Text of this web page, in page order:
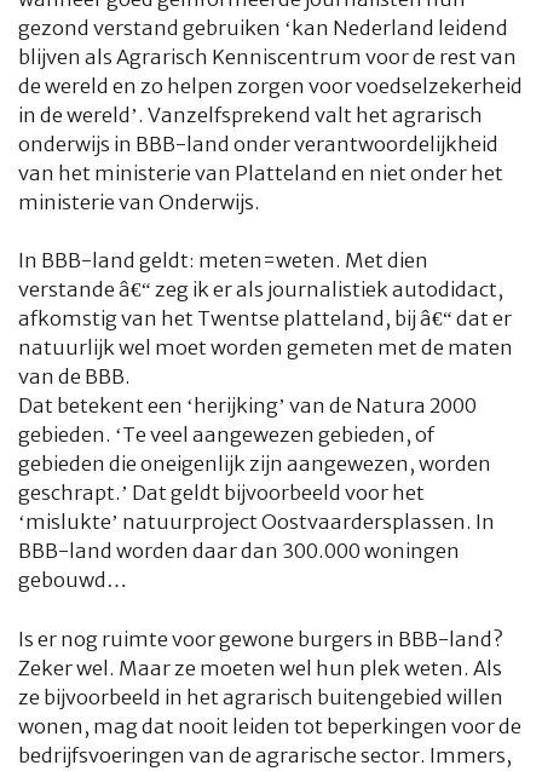
CULTUUR RADIO ABONNEMENTDONERENMAGAZINE
AUTEURS ADVERTEREN ZOEKEN
gezond verstand gebruiken ‘kan Nederland leidend
blijven als Agrarisch Kenniscentrum voor de rest van
de wereld en zo helpen zorgen voor voedselzekerheid
in de wereld’. Vanzelfsprekend valt het agrarisch
onderwijs in BBB-land onder verantwoordelijkheid
van het ministerie van Platteland en niet onder het
ministerie van Onderwijs.
In BBB-land geldt: meten=weten. Met dien
verstande â€“ zeg ik er als journalistiek autodidact,
afkomstig van het Twentse platteland, bij â€“ dat er
natuurlijk wel moet worden gemeten met de maten
van de BBB.
Dat betekent een ‘herijking’ van de Natura 2000
gebieden. ‘Te veel aangewezen gebieden, of
gebieden die oneigenlijk zijn aangewezen, worden
geschrapt.’ Dat geldt bijvoorbeeld voor het
‘mislukte’ natuurproject Oostvaardersplassen. In
BBB-land worden daar dan 300.000 woningen
gebouwd…
Is er nog ruimte voor gewone burgers in BBB-land?
Zeker wel. Maar ze moeten wel hun plek weten. Als
ze bijvoorbeeld in het agrarisch buitengebied willen
wonen, mag dat nooit leiden tot beperkingen voor de
bedrijfsvoeringen van de agrarische sector. Immers,